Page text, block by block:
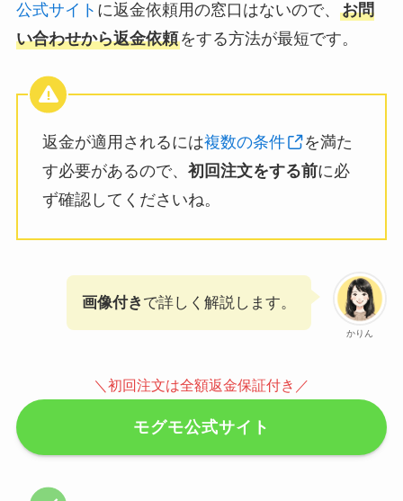
公式サイト に返金依頼用の窓口はないので、 お問
い合わせから返金依頼をする方法が最短です。
返金が適用されるには複数の条件
を満た
す必要があるので、 初回注文をする前に必
ず確認してくださいね。
かりん
画像付き で詳しく解説します。
＼初回注文は全額返金保証付き／
モグモ公式サイト